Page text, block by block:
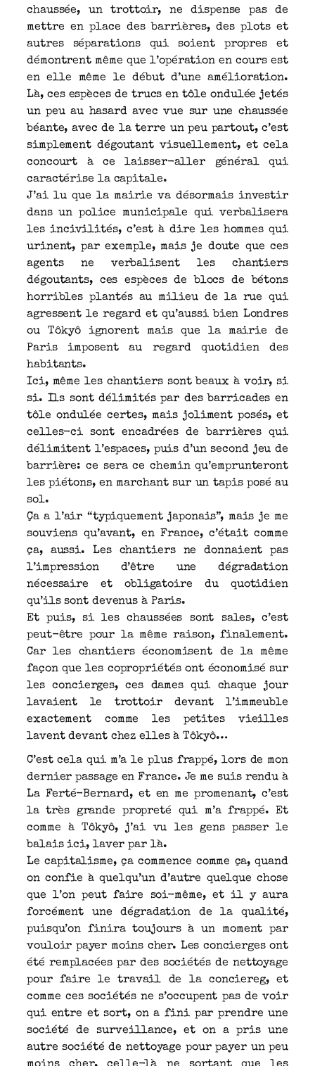
chaussée, un trottoir, ne dispense pas de
mettre en place des barrières, des plots et
autres séparations qui soient propres et
démontrent même que l’opération en cours est
en elle même le début d’une amélioration.
Là, ces espèces de trucs en tôle ondulée jetés
un peu au hasard avec vue sur une chaussée
béante, avec de la terre un peu partout, c’est
simplement dégoutant visuellement, et cela
concourt à ce laisser-aller général qui
caractérise la capitale.
J’ai lu que la mairie va désormais investir
dans un police municipale qui verbalisera
les incivilités, c’est à dire les hommes qui
urinent, par exemple, mais je doute que ces
agents ne verbalisent les chantiers
dégoutants, ces espèces de blocs de bétons
horribles plantés au milieu de la rue qui
agressent le regard et qu’aussi bien Londres
ou Tôkyô ignorent mais que la mairie de
Paris imposent au regard quotidien des
habitants.
Ici, même les chantiers sont beaux à voir, si
si. Ils sont délimités par des barricades en
tôle ondulée certes, mais joliment posés, et
celles-ci sont encadrées de barrières qui
délimitent l’espaces, puis d’un second jeu de
barrière: ce sera ce chemin qu’emprunteront
les piétons, en marchant sur un tapis posé au
sol.
Ça a l’air “typiquement japonais”, mais je me
souviens qu’avant, en France, c’était comme
ça, aussi. Les chantiers ne donnaient pas
l’impression d’être une dégradation
nécessaire et obligatoire du quotidien
qu’ils sont devenus à Paris.
Et puis, si les chaussées sont sales, c’est
peut-être pour la même raison, finalement.
Car les chantiers économisent de la même
façon que les copropriétés ont économisé sur
les concierges, ces dames qui chaque jour
lavaient le trottoir devant l’immeuble
exactement comme les petites vieilles
lavent devant chez elles à Tôkyô…
C’est cela qui m’a le plus frappé, lors de mon
dernier passage en France. Je me suis rendu à
La Ferté-Bernard, et en me promenant, c’est
la très grande propreté qui m’a frappé. Et
comme à Tôkyô, j’ai vu les gens passer le
balais ici, laver par là.
Le capitalisme, ça commence comme ça, quand
on confie à quelqu’un d’autre quelque chose
que l’on peut faire soi-même, et il y aura
forcément une dégradation de la qualité,
puisqu’on finira toujours à un moment par
vouloir payer moins cher. Les concierges ont
été remplacées par des sociétés de nettoyage
pour faire le travail de la conciereg, et
comme ces sociétés ne s’occupent pas de voir
qui entre et sort, on a fini par prendre une
société de surveillance, et on a pris une
autre société de nettoyage pour payer un peu